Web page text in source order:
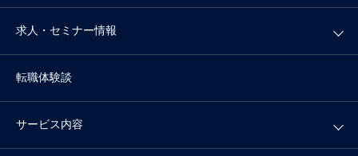
求人・セミナー情報
転職体験談
サービス内容